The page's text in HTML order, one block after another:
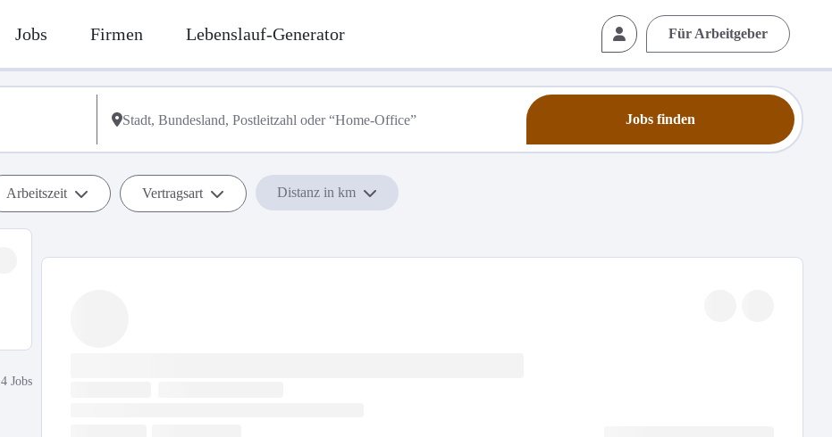
Jobs Firmen Lebenslauf-Generator Für Arbeitgeber
Jobs finden
Arbeitszeit Vertragsart Distanz in km
4 Jobs